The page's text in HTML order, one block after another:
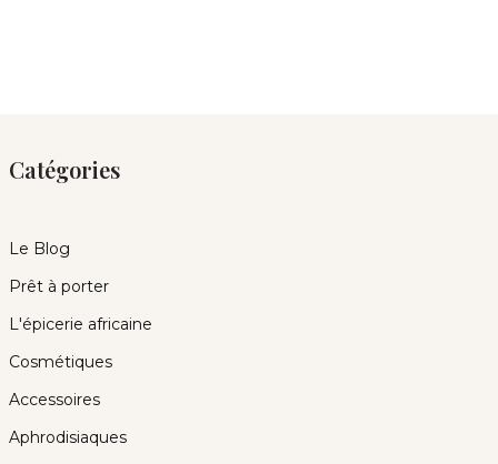
Catégories
Le Blog
Prêt à porter
L'épicerie africaine
Cosmétiques
Accessoires
Aphrodisiaques